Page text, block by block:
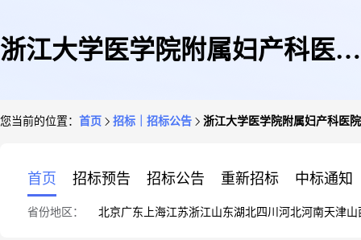
浙江大学医学院附属妇产科医院
您当前的位置： 首页 招标｜招标公告 浙江大学医学院附属妇产科医
首页 招标预告 招标公告 重新招标 中标通知
省份地区： 北京广东 上海江苏浙江山东湖北四川 河北河南天津山